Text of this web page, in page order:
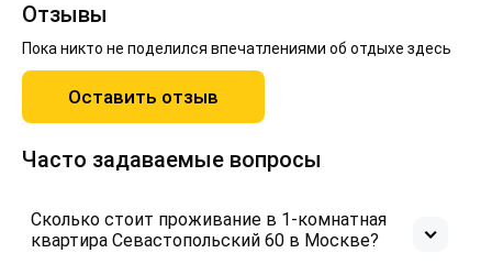
Отзывы
Пока никто не поделился впечатлениями об отдыхе здесь
Оставить отзыв
Часто задаваемые вопросы
Сколько стоит проживание в 1-комнатная
квартира Севастопольский 60 в Москве?